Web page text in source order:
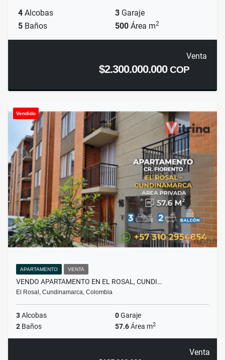
4 Alcobas 3 Garaje
5 Baños 500 Área m2
Venta
$2.300.000.000COP
Vendido
APARTAMENTO VENTA
VENDO APARTAMENTO EN EL ROSAL, CUNDI…
El Rosal, Cundinamarca, Colombia
3Alcobas 0Garaje
2 Baños 57.6Área m2
Venta